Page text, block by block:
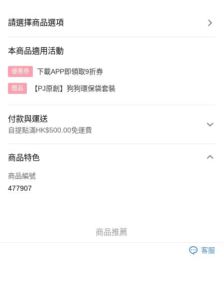
請選擇商品選項
本商品適用活動
優惠券 下載APP即領取9折券
贈品 【PJ原創】狗狗環保袋套裝
付款與運送
自提點滿HK$500.00免運費
信用卡
AlipayHK
每筆HK$40.00，滿HK$500.00或以上免運費
商品特色
商品編號
477907
商品推薦
客服